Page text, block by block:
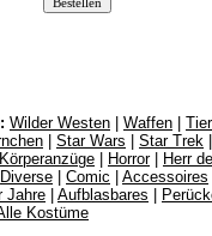
Wilder Westen Waffen
Star Wars Star Trek
Körperanzüge Horror| Herr
Diverse Comic Accessoires
Jahre Aufblasbares
Kostüme